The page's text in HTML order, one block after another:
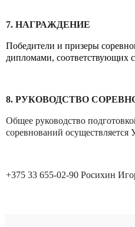
7. НАГРАЖДЕНИЕ
Победители и призеры
дипломами, соответствующих
8. РУКОВОДСТВО
Общее руководство
соревнований
+375 33 655-02-90 Росихин